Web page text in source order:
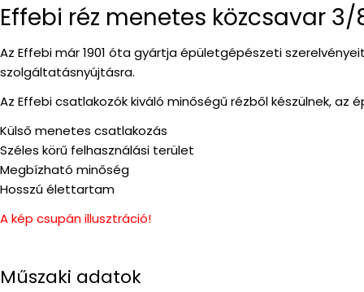
Effebi réz menetes közcsavar 3/
Az Effebi már 1901 óta gyártja épületgépészeti
szolgáltatásnyújtásra.
Az Effebi csatlakozók kiváló minőségű rézből készülnek,
Külső menetes csatlakozás
Széles körű felhasználási terület
Megbízható minőség
Hosszú élettartam
A kép csupán illusztráció!
Műszaki adatok